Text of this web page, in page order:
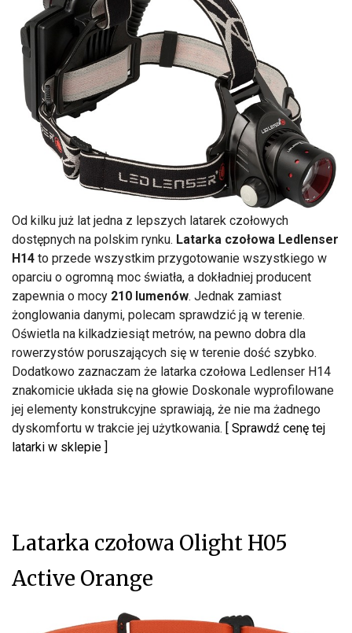
Od kilku już lat jedna z lepszych latarek czołowych
dostępnych na polskim rynku. Latarka czołowa Ledlenser
H14 to przede wszystkim przygotowanie wszystkiego w
oparciu o ogromną moc światła, a dokładniej producent
zapewnia o mocy 210 lumenów. Jednak zamiast
żonglowania danymi, polecam sprawdzić ją w terenie.
Oświetla na kilkadziesiąt metrów, na pewno dobra dla
rowerzystów poruszających się w terenie dość szybko.
Dodatkowo zaznaczam że latarka czołowa Ledlenser H14
znakomicie układa się na głowie Doskonale wyprofilowane
jej elementy konstrukcyjne sprawiają, że nie ma żadnego
dyskomfortu w trakcie jej użytkowania.
[ Sprawdź cenę tej
latarki w sklepie ]
Latarka czołowa Olight H05
Active Orange